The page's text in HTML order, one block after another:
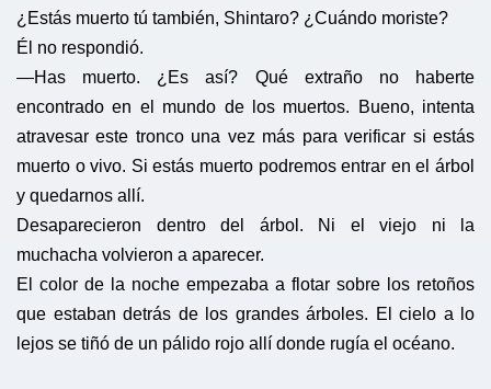
¿Estás muerto tú también, Shintaro? ¿Cuándo moriste?
Él no respondió.
—Has muerto. ¿Es así? Qué extraño no haberte
encontrado en el mundo de los muertos. Bueno, intenta
atravesar este tronco una vez más para verificar si estás
muerto o vivo. Si estás muerto podremos entrar en el árbol
y quedarnos allí.
Desaparecieron dentro del árbol. Ni el viejo ni la
muchacha volvieron a aparecer.
El color de la noche empezaba a flotar sobre los retoños
que estaban detrás de los grandes árboles. El cielo a lo
lejos se tiñó de un pálido rojo allí donde rugía el océano.